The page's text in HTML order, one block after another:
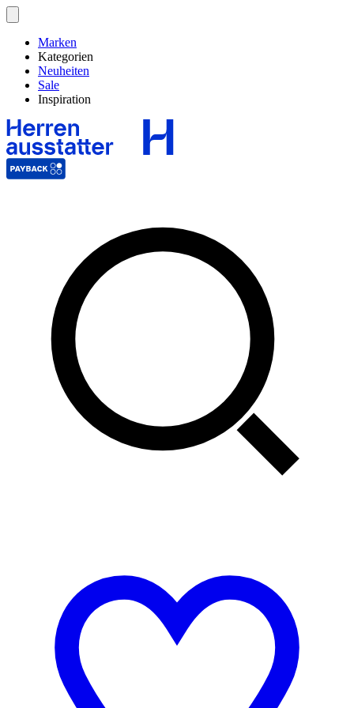
Marken
Kategorien
Neuheiten
Sale
Inspiration